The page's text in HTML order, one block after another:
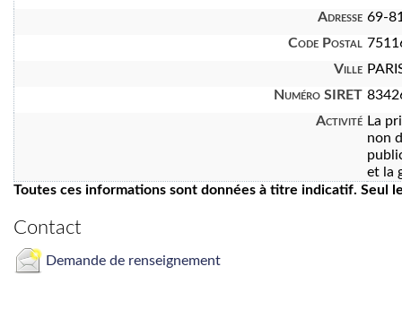
Adresse 69-
Code Postal
Ville
Numéro SIRET
Activité La
non
et la
Toutes ces informations sont données à titre indicatif. Seul
Contact
Demande de renseignement